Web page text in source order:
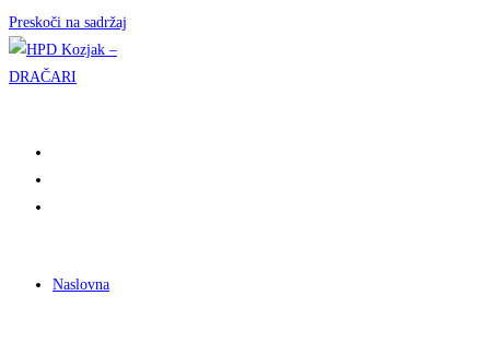
Preskoči na sadržaj
Naslovna